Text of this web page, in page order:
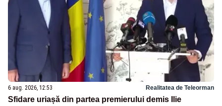
6 aug. 2026, 12:53 Realitatea de Teleorman
Sfidare uriașă din partea premierului demis Ilie